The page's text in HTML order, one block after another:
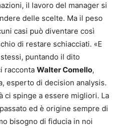
il lavoro del manager si
delle scelte. Ma il peso
casi può diventare così
di restare schiacciati. «E
puntando il dito
racconta Walter Comello,
esperto di decision analysis.
ci spinge a essere migliori. La
ed è origine sempre di
bisogno di fiducia in noi